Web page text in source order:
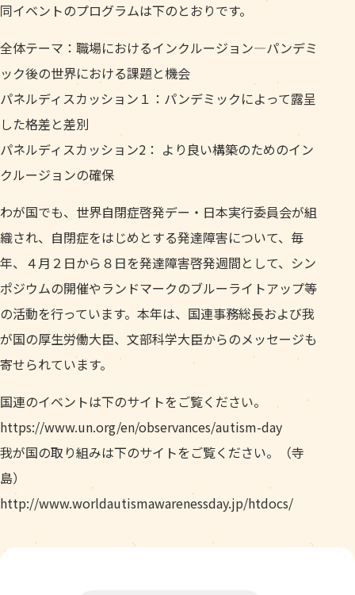
同イベントのプログラムは下のとおりです。
全体テーマ：職場におけるインクルージョン―パンデミ
ック後の世界における課題と機会
パネルディスカッション１：パンデミックによって露呈
した格差と差別
パネルディスカッション2： より良い構築のためのイン
クルージョンの確保
わが国でも、世界自閉症啓発デー・日本実行委員会が組
織され、自閉症をはじめとする発達障害について、毎
年、４月２日から８日を発達障害啓発週間として、シン
ポジウムの開催やランドマークのブルーライトアップ等
の活動を行っています。本年は、国連事務総長および我
が国の厚生労働大臣、文部科学大臣からのメッセージも
寄せられています。
国連のイベントは下のサイトをご覧ください。
https://www.un.org/en/observances/autism-day
我が国の取り組みは下のサイトをご覧ください。（寺
島）
http://www.worldautismawarenessday.jp/htdocs/